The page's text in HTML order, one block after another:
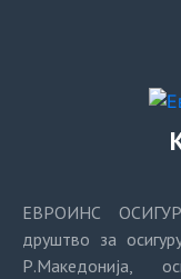
ЕВРОИНС
друштво за
Р.Македонија,